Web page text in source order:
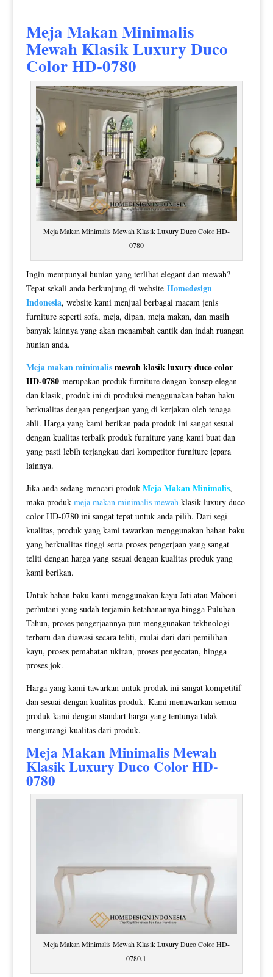
Meja Makan Minimalis
MewahKlasik Luxury Duco
Color HD-0780
Meja Makan Minimalis Mewah Klasik Luxury Duco Color HD-
0780
Ingin mempunyai hunian yang terlihat elegant dan mewah?
Tepat sekali anda berkunjung di website Homedesign
Indonesia, website kami menjual berbagai macam jenis
furniture seperti sofa, meja, dipan, meja makan, dan masih
banyak lainnya yang akan menambah cantik dan indah ruangan
hunian anda.
Meja makan minimalismewah klasik luxury duco color
HD-0780merupakan produk furniture dengan konsep elegan
dan klasik, produk ini di produksi menggunakan bahan baku
berkualitas dengan pengerjaan yang di kerjakan oleh tenaga
ahli. Harga yang kami berikan pada produk ini sangat sesuai
dengan kualitas terbaik produk furniture yang kami buat dan
yang pasti lebih terjangkau dari kompetitor furniture jepara
lainnya.
Jika anda sedang mencari produk Meja Makan Minimalis,
maka produk meja makan minimalis mewahklasik luxury duco
color HD-0780 ini sangat tepat untuk anda pilih. Dari segi
kualitas, produk yang kami tawarkan menggunakan bahan baku
yang berkualitas tinggi serta proses pengerjaan yang sangat
teliti dengan harga yang sesuai dengan kualitas produk yang
kami berikan.
Untuk bahan baku kami menggunakan kayu Jati atau Mahoni
perhutani yang sudah terjamin ketahanannya hingga Puluhan
Tahun, proses pengerjaannya pun menggunakan tekhnologi
terbaru dan diawasi secara teliti, mulai dari dari pemilihan
kayu, proses pemahatan ukiran, proses pengecatan, hingga
proses jok.
Harga yang kami tawarkan untuk produk ini sangat kompetitif
dan sesuai dengan kualitas produk. Kami menawarkan semua
produk kami dengan standart harga yang tentunya tidak
mengurangi kualitas dari produk.
Meja Makan MinimalisMewah
Klasik Luxury Duco Color HD-
0780
Meja Makan Minimalis Mewah Klasik Luxury Duco Color HD-
0780.1